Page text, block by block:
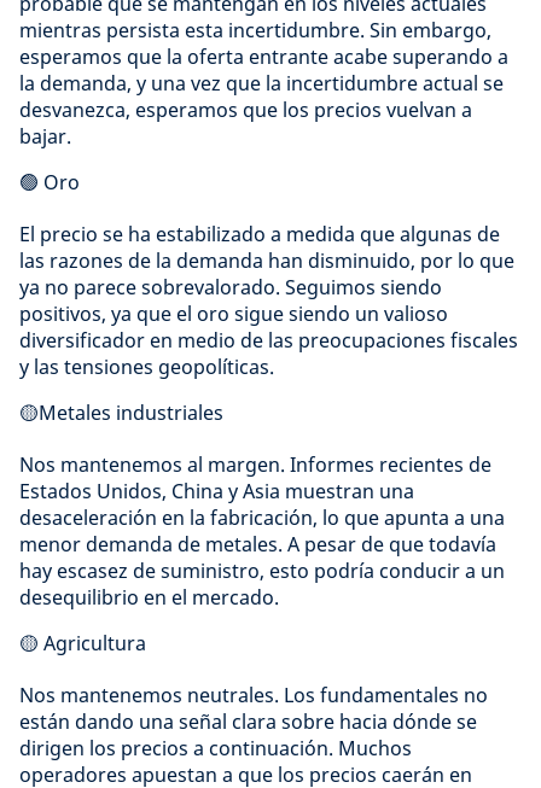
mientras persista esta incertidumbre. Sin embargo,
esperamos que la oferta entrante acabe superando a
la demanda, y una vez que la incertidumbre actual se
desvanezca, esperamos que los precios vuelvan a
bajar.
🟢 Oro
El precio se ha estabilizado a medida que algunas de
las razones de la demanda han disminuido, por lo que
ya no parece sobrevalorado. Seguimos siendo
positivos, ya que el oro sigue siendo un valioso
diversificador en medio de las preocupaciones fiscales
y las tensiones geopolíticas.
🟡Metales industriales
Nos mantenemos al margen. Informes recientes de
Estados Unidos, China y Asia muestran una
desaceleración en la fabricación, lo que apunta a una
menor demanda de metales. A pesar de que todavía
hay escasez de suministro, esto podría conducir a un
desequilibrio en el mercado.
🟡 Agricultura
Nos mantenemos neutrales. Los fundamentales no
están dando una señal clara sobre hacia dónde se
dirigen los precios a continuación. Muchos
operadores apuestan a que los precios caerán en